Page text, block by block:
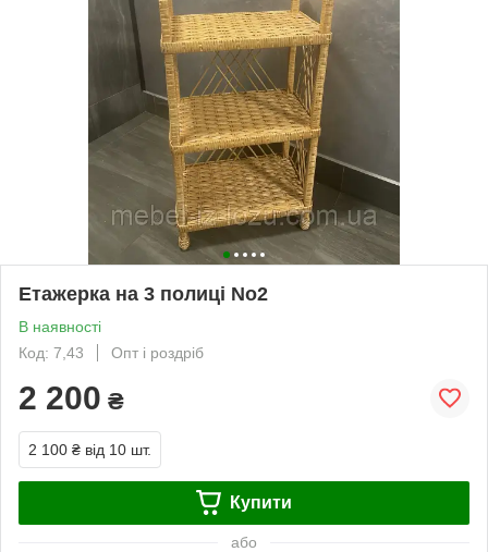
Етажерка на 3 полиці No2
В наявності
Код: 7,43
Опт і роздріб
2 200 ₴
2 100 ₴ від 10 шт.
Купити
або